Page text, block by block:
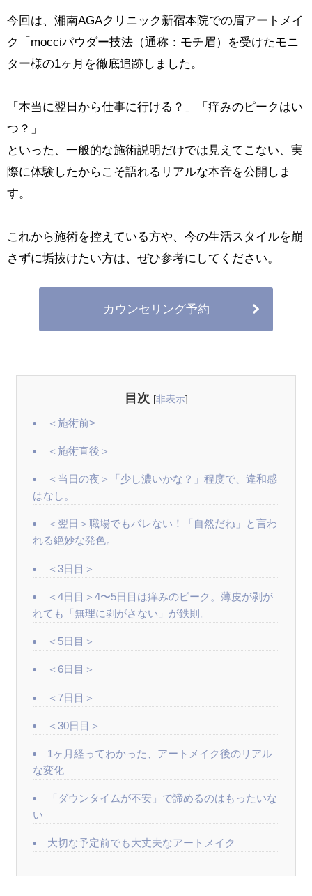
今回は、湘南AGAクリニック新宿本院での眉アートメイ
ク「mocciパウダー技法（通称：モチ眉）を受けたモニ
ター様の1ヶ月を徹底追跡しました。
「本当に翌日から仕事に行ける？」「痒みのピークはい
つ？」
といった、一般的な施術説明だけでは見えてこない、実
際に体験したからこそ語れるリアルな本音を公開しま
す。
これから施術を控えている方や、今の生活スタイルを崩
さずに垢抜けたい方は、ぜひ参考にしてください。
カウンセリング予約
目次 [非表示]
＜施術前>
＜施術直後＞
＜当日の夜＞「少し濃いかな？」程度で、違和感
はなし。
＜翌日＞職場でもバレない！「自然だね」と言わ
れる絶妙な発色。
＜3日目＞
＜4日目＞4〜5日目は痒みのピーク。薄皮が剥が
れても「無理に剥がさない」が鉄則。
＜5日目＞
＜6日目＞
＜7日目＞
＜30日目＞
1ヶ月経ってわかった、アートメイク後のリアル
な変化
「ダウンタイムが不安」で諦めるのはもったいな
い
大切な予定前でも大丈夫なアートメイク